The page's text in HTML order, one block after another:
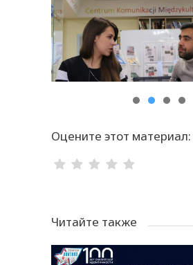
Оцените этот материал:
Читайте также